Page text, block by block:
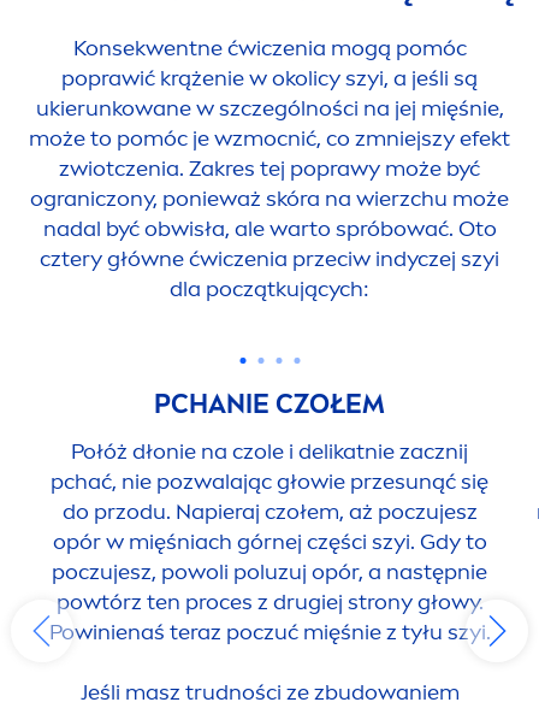
Konsekwentne ćwiczenia mogą pomóc
poprawić krążenie w okolicy szyi, a jeśli są
ukierunkowane w szczególności na jej mięśnie,
może to pomóc je wzmocnić, co zmniejszy efekt
zwiotczenia. Zakres tej poprawy może być
ograniczony, ponieważ skóra na wierzchu może
nadal być obwisła, ale warto spróbować. Oto
cztery główne ćwiczenia przeciw indyczej szyi
dla początkujących:
PCHANIE CZOŁEM
Połóż dłonie na czole i delikatnie zacznij
pchać, nie pozwalając głowie przesunąć się
do przodu. Napieraj czołem, aż poczujesz
opór w mięśniach górnej części szyi. Gdy to
poczujesz, powoli poluzuj opór, a następnie
powtórz ten proces z drugiej strony głowy.
Powinienaś teraz poczuć mięśnie z tyłu szyi.
Jeśli masz trudności ze zbudowaniem